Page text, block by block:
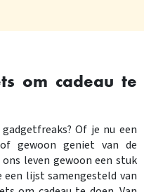
om cadeau te
Of je nu een
gewoon geniet van de
leven gewoon een stuk
een lijst samengesteld van